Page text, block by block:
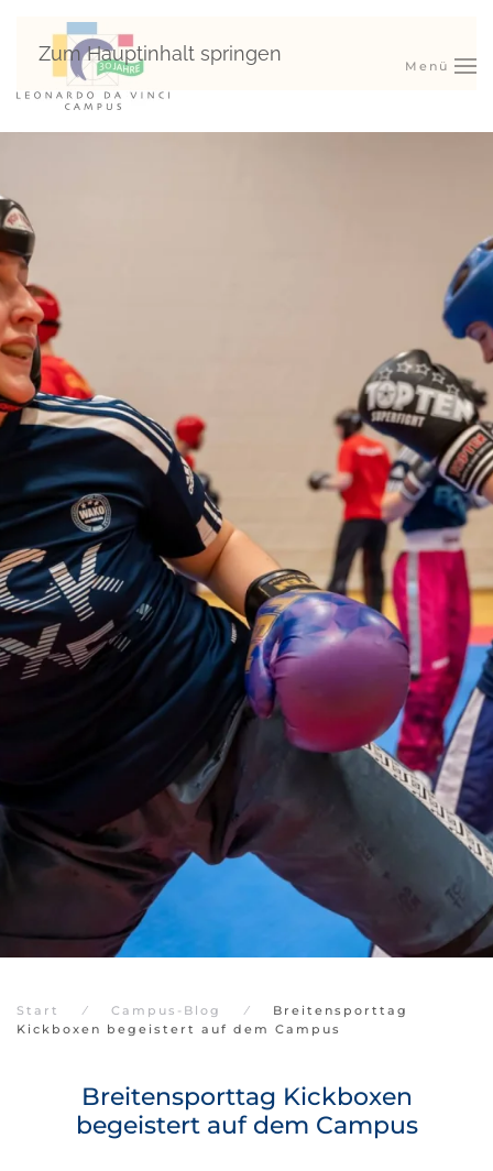
Zum Hauptinhalt springen
Menü
Start Campus-Blog
Breitensporttag
Kickboxen begeistert auf dem Campus
Breitensporttag Kickboxen
begeistert auf dem Campus